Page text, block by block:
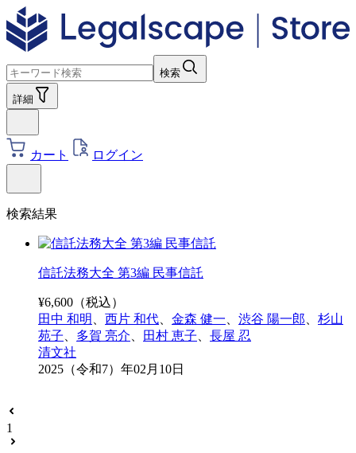
検索
詳細
カート ログイン
検索結果
信託法務大全 第3編 民事信託
¥6,600 （税込）
田中 和明
西片 和代 金森 健一 渋谷 陽一郎
杉山
苑子
多賀 亮介 田村 恵子
長屋 忍
清文社
2025（令和7）年02月10日
1